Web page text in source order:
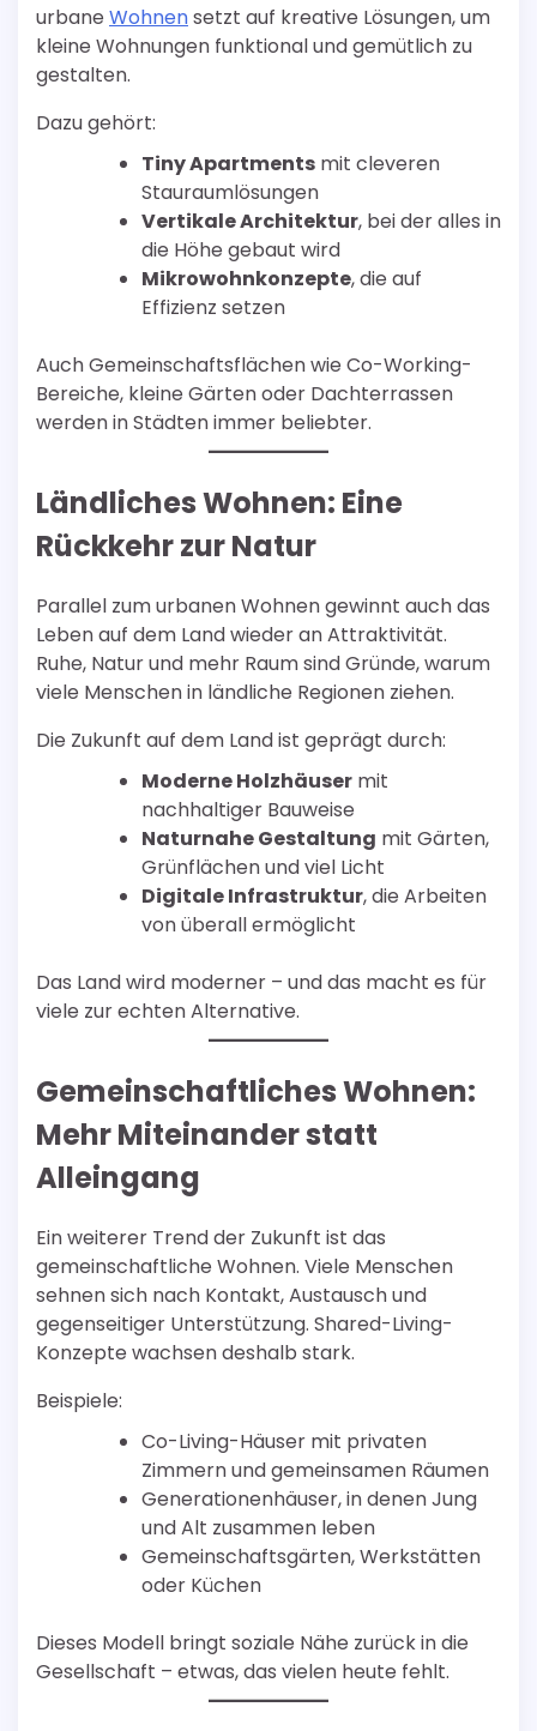
urbane Wohnensetzt auf kreative Lösungen, um
kleine Wohnungen funktional und gemütlich zu
gestalten.
Dazu gehört:
Tiny Apartments mit cleveren
Stauraumlösungen
Vertikale Architektur, bei der alles in
die Höhe gebaut wird
Mikrowohnkonzepte, die auf
Effizienz setzen
Auch Gemeinschaftsflächen wie Co-Working-
Bereiche, kleine Gärten oder Dachterrassen
werden in Städten immer beliebter.
Ländliches Wohnen: Eine
Rückkehr zur Natur
Parallel zum urbanen Wohnen gewinnt auch das
Leben auf dem Land wieder an Attraktivität.
Ruhe, Natur und mehr Raum sind Gründe, warum
viele Menschen in ländliche Regionen ziehen.
Die Zukunft auf dem Land ist geprägt durch:
Moderne Holzhäuser mit
nachhaltiger Bauweise
Naturnahe Gestaltung mit Gärten,
Grünflächen und viel Licht
Digitale Infrastruktur, die Arbeiten
von überall ermöglicht
Das Land wird moderner – und das macht es für
viele zur echten Alternative.
Gemeinschaftliches Wohnen:
Mehr Miteinander statt
Alleingang
Ein weiterer Trend der Zukunft ist das
gemeinschaftliche Wohnen. Viele Menschen
sehnen sich nach Kontakt, Austausch und
gegenseitiger Unterstützung. Shared-Living-
Konzepte wachsen deshalb stark.
Beispiele:
Co-Living-Häuser mit privaten
Zimmern und gemeinsamen Räumen
Generationenhäuser, in denen Jung
und Alt zusammen leben
Gemeinschaftsgärten, Werkstätten
oder Küchen
Dieses Modell bringt soziale Nähe zurück in die
Gesellschaft – etwas, das vielen heute fehlt.